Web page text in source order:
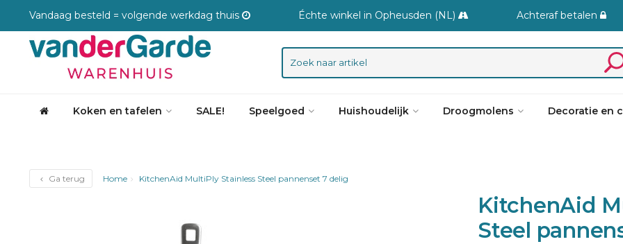
Vandaag besteld = volgende werkdag thuis Échte winkel in Opheusden (NL) Achteraf betalen
Koken en tafelen SALE! Speelgoed Huishoudelijk Droogmolens Decoratie en
Ga terug Home KitchenAid MultiPly Stainless Steel pannenset 7 delig
KitchenAid
Steel